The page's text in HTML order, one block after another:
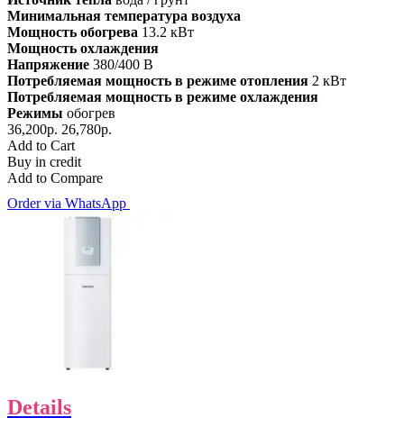
Минимальная температура воздуха
Мощность обогрева 13.2 кВт
Мощность охлаждения
Напряжение 380/400 В
Потребляемая мощность в режиме отопления 2 кВт
Потребляемая мощность в режиме охлаждения
Режимы обогрев
36,200р. 26,780р.
Add to Cart
Buy in credit
Add to Compare
Order via WhatsApp
Details